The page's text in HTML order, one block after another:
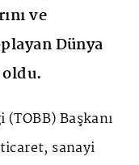
ve
Dünya
oldu.
Başkanı
sanayi